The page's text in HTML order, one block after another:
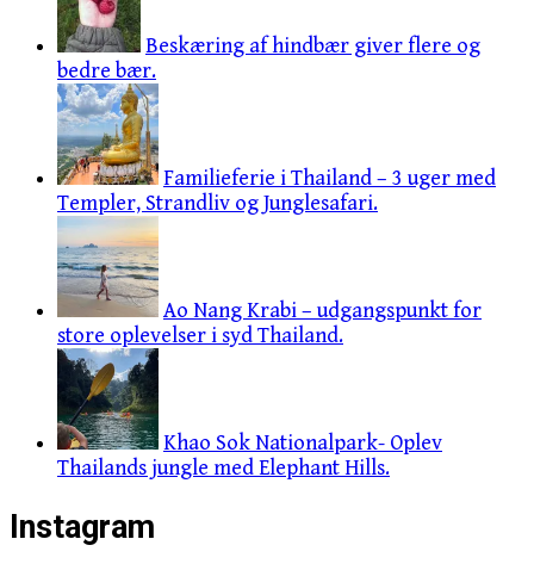
Beskæring af hindbær giver flere og
bedre bær.
Familieferie i Thailand – 3 uger med
Templer, Strandliv og Junglesafari.
Ao Nang Krabi – udgangspunkt for
store oplevelser i syd Thailand.
Khao Sok Nationalpark- Oplev
Thailands jungle med Elephant Hills.
Instagram